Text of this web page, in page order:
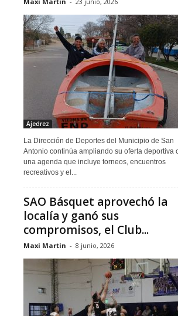
Ajedrez
La Dirección de Deportes del Municipio de San
Antonio continúa ampliando su oferta deportiva
una agenda que incluye torneos, encuentros
recreativos y el...
SAO Básquet aprovechó la
localía y ganó sus
compromisos, el Club...
Maxi Martin - 8 junio, 2026